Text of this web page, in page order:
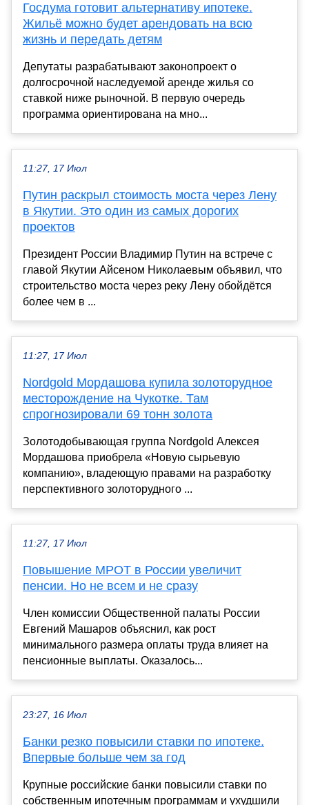
Госдума готовит альтернативу ипотеке.
Жильё можно будет арендовать на всю
жизнь и передать детям
Депутаты разрабатывают законопроект о
долгосрочной наследуемой аренде жилья со
ставкой ниже рыночной. В первую очередь
программа ориентирована на мно...
11:27, 17 Июл
Путин раскрыл стоимость моста через Лену
в Якутии. Это один из самых дорогих
проектов
Президент России Владимир Путин на встрече с
главой Якутии Айсеном Николаевым объявил, что
строительство моста через реку Лену обойдётся
более чем в ...
11:27, 17 Июл
Nordgold Мордашова купила золоторудное
месторождение на Чукотке. Там
спрогнозировали 69 тонн золота
Золотодобывающая группа Nordgold Алексея
Мордашова приобрела «Новую сырьевую
компанию», владеющую правами на разработку
перспективного золоторудного ...
11:27, 17 Июл
Повышение МРОТ в России увеличит
пенсии. Но не всем и не сразу
Член комиссии Общественной палаты России
Евгений Машаров объяснил, как рост
минимального размера оплаты труда влияет на
пенсионные выплаты. Оказалось...
23:27, 16 Июл
Банки резко повысили ставки по ипотеке.
Впервые больше чем за год
Крупные российские банки повысили ставки по
собственным ипотечным программам и ухудшили